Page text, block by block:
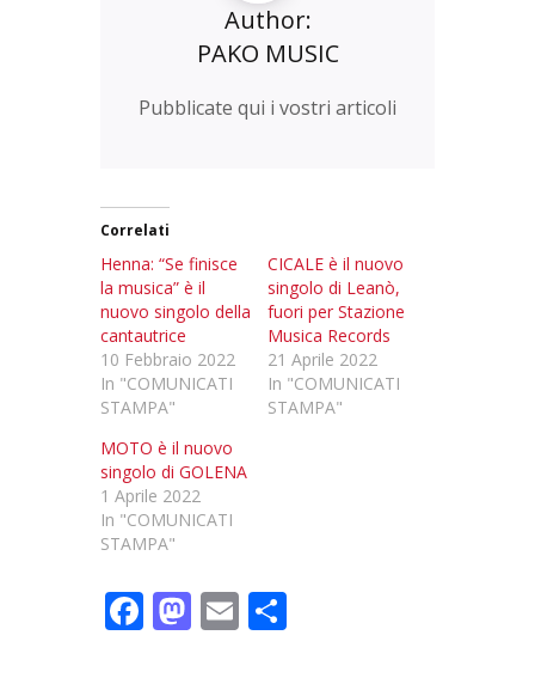
Author:
PAKO MUSIC
Pubblicate qui i vostri articoli
Correlati
Henna: “Se finisce
la musica” è il
nuovo singolo della
cantautrice
10 Febbraio 2022
In "COMUNICATI
STAMPA"
CICALE è il nuovo
singolo di Leanò,
fuori per Stazione
Musica Records
21 Aprile 2022
In "COMUNICATI
STAMPA"
MOTO è il nuovo
singolo di GOLENA
1 Aprile 2022
In "COMUNICATI
STAMPA"
F M E